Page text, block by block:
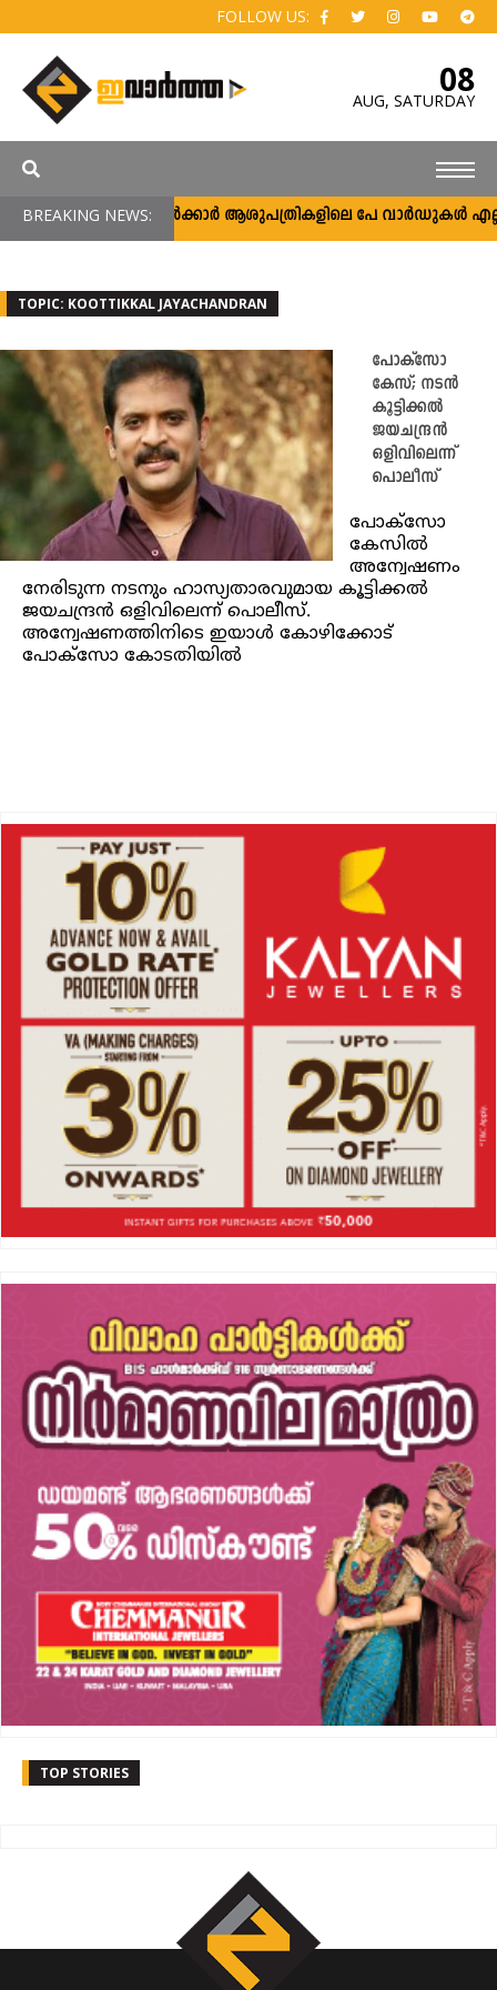
FOLLOW US:
08
AUG, SATURDAY
BREAKING NEWS:സർക്കാർ ആശുപത്രികളിലെ പേ വാർഡുകൾ
TOPIC: KOOTTIKKAL JAYACHANDRAN
പോക്സോ
കേസ്; നടൻ
കൂട്ടിക്കൽ
ജയചന്ദ്രൻ
ഒളിവിലെന്ന്
പൊലീസ്
പോക്‌സോ
കേസിൽ
അന്വേഷണം
നേരിടുന്ന നടനും ഹാസ്യതാരവുമായ കൂട്ടിക്കൽ
ജയചന്ദ്രൻ ഒളിവിലെന്ന് പൊലീസ്.
അന്വേഷണത്തിനിടെ ഇയാൾ കോഴിക്കോട്
പോക്‌സോ കോടതിയിൽ
TOP STORIES